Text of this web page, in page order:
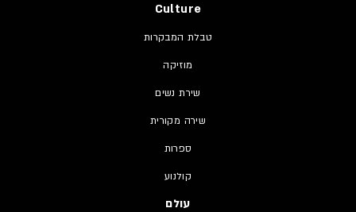
Culture
טבלת המבקרות
מוזיקה
שירת נשים
שירה מקורית
ספרות
קולנוע
עולם